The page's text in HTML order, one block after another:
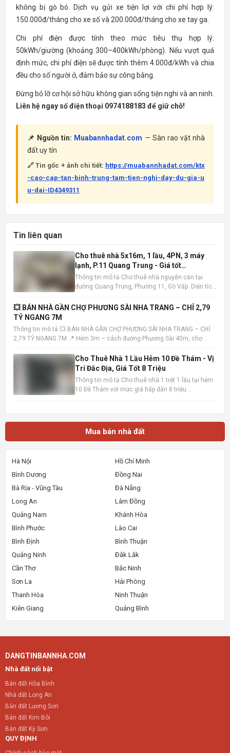
không bị gò bó. Dịch vụ gửi xe tiện lợi với chi phí hợp lý:
150.000đ/tháng cho xe số và 200.000đ/tháng cho xe tay ga.
Chi phí điện được tính theo mức tiêu thụ hợp lý:
50kWh/giường (khoảng 300–400kWh/phòng). Nếu vượt quá
định mức, chi phí điện sẽ được tính thêm 4.000đ/kWh và chia
đều cho số người ở, đảm bảo sự công bằng.
Đừng bỏ lỡ cơ hội sở hữu không gian sống tiện nghi và an ninh.
Liên hệ ngay số điện thoại 0974188183 để giữ chỗ!
📌 Nguồn tin: Muabannhadat.com — Sàn rao vặt nhà
đất uy tín
🔗 Tin gốc + ảnh chi tiết: https://muabannhadat.com/ktx
-cao-cap-tan-binh-trung-tam-tien-nghi-day-du-gia-u
u-dai-ID4349311
Tin liên quan
Cho thuê nhà 5x16m, 1 lầu, 4PN, 3 máy
lạnh, P.11 Quang Trung - Giá tốt
10tr/tháng
Thông tin mô tả Cho thuê nhà nguyên căn tại
đường Quang Trung, Phường 11, Gò Vấp. Diện tích
và 3 phòng tắm. Nhà có sẵn 3 máy lạnh, tiện nghi
địa, khu dâ
💥 BÁN NHÀ GẦN CHỢ PHƯƠNG SÀI NHA TRANG – CHỈ 2,79
TỶ NGANG 7M
Thông tin mô tả 💥 BÁN NHÀ GẦN CHỢ PHƯƠNG SÀI NHA TRANG – CHỈ
2,79 TỶ NGANG 7M 📍 Hẻm 3m – cách đường Phương Sài 40m, chợ
trệt 1 lầu – hướng Tây Bắc – sổ hồng hoàn công • Trệt: khách
Cho Thuê Nhà 1 Lầu Hẻm 10 Đề Thám - Vị
Trí Đắc Địa, Giá Tốt 8 Triệu
Thông tin mô tả Cho thuê nhà 1 trệt 1 lầu tại hẻm
10 Đề Thám với mức giá hấp dẫn 8 triệu
Mua bán nhà đất
Hà Nội
Hồ Chí Minh
Bình Dương
Đồng Nai
Bà Rịa - Vũng Tàu
Đà Nẵng
Long An
Lâm Đồng
Quảng Nam
Khánh Hòa
Bình Phước
Lào Cai
Bình Định
Bình Thuận
Quảng Ninh
Đắk Lắk
Cần Thơ
Bắc Ninh
Sơn La
Hải Phòng
Thanh Hóa
Ninh Thuận
Kiên Giang
Quảng Bình
DANGTINBANNHA.COM
Nhà đất nổi bật
Bán đất Hòa Bình
Nhà đất Long An
Bán đất Lương Sơn
Bán đất Kim Bôi
Bán đất Kỳ Sơn
QUY ĐỊNH